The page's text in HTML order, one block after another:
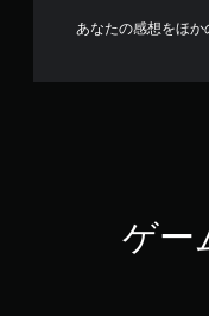
あなたの感想をほか
ゲー